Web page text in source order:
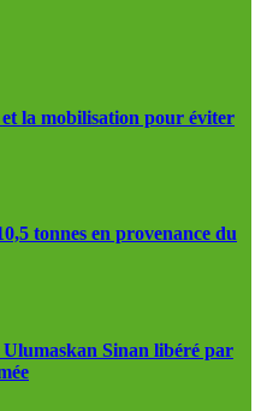
la mobilisation pour éviter
tonnes en provenance du
Sinan libéré par